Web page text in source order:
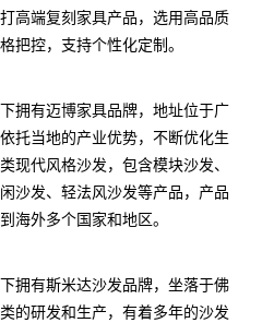
高端复刻家具产品，选用高品质
把控，支持个性化定制。
拥有迈博家具品牌，地址位于广
托当地的产业优势，不断优化生
现代风格沙发，包含模块沙发、
沙发、轻法风沙发等产品，产品
海外多个国家和地区。
拥有斯米达沙发品牌，坐落于佛
的研发和生产，有着多年的沙发